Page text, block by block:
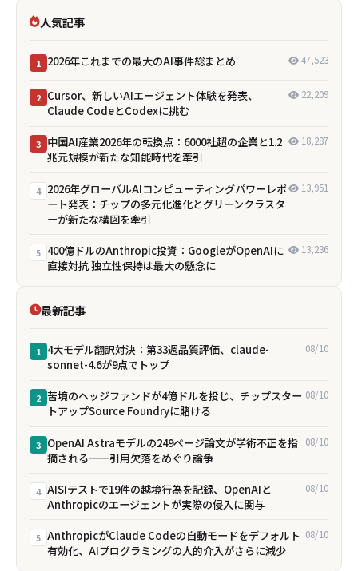
人気記事
1 2026年これまでの最大のAI事件総まとめ 47,523
2 Cursor、新しいAIエージェント体験を発表、
Claude CodeとCodexに挑む
22,209
3 中国AI産業2026年の転換点：6000社超の企業と1.2
兆元規模が新たな知能時代を牽引
18,287
4 2026年グローバルAIコンピューティングパワーレポ
ート発表：チップの多元化進化とグリーンクラスタ
ーが新たな構図を牽引
13,951
5 400億ドルのAnthropic投資：GoogleがOpenAIに
直接対抗 独立性保持は最大の懸念に
13,236
最新記事
1 4大モデル翻訳対決：第33週品質評価、claude-
sonnet-4.6が9点でトップ
08/10
2 苦境のヘッジファンドが4億ドルを投じ、チップスター
トアップSource Foundryに賭ける
08/10
3 OpenAI Astraモデルの249ページ論文が学術不正を指
摘される——引用欠落をめぐり論争
08/10
4 AISIテストで19件の越境行為を記録、OpenAIと
Anthropicのエージェントが実際の侵入に関与
08/10
5 AnthropicがClaude Codeの自動モードをデフォルト
有効化、AIプログラミングの人的介入がさらに減少
08/10